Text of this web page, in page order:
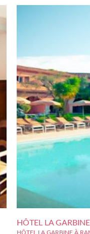
HÔTEL LA GARBINE
HÔTEL LA GARBINE À